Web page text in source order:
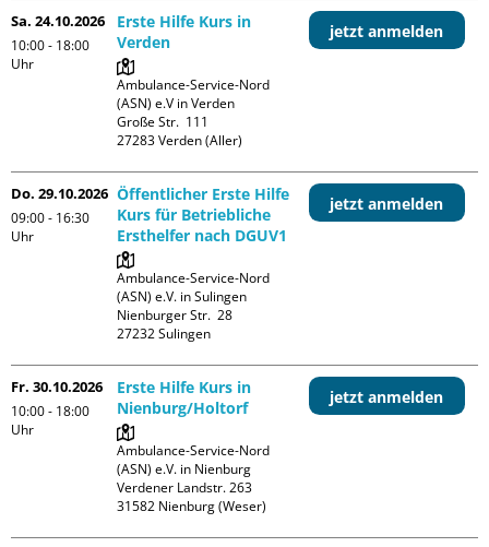
Sa. 24.10.2026
10:00 - 18:00
Uhr
Erste Hilfe Kurs in
Verden
Ambulance-Service-Nord
(ASN) e.V in Verden
Große Str.  111
jetzt anmelden
Do. 29.10.2026
09:00 - 16:30
Uhr
Öffentlicher Erste Hilfe
Kurs für Betriebliche
Ersthelfer nach DGUV1
Ambulance-Service-Nord
(ASN) e.V. in Sulingen
Nienburger Str.  28
jetzt anmelden
Fr. 30.10.2026
10:00 - 18:00
Uhr
Erste Hilfe Kurs in
Nienburg/Holtorf
Ambulance-Service-Nord
(ASN) e.V. in Nienburg
Verdener Landstr. 263
jetzt anmelden